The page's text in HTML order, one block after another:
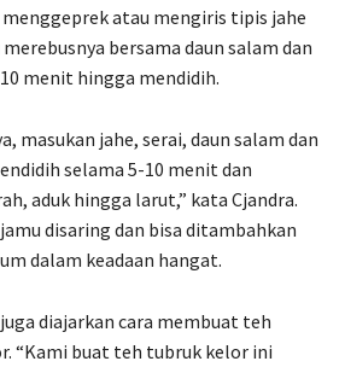
atau mengiris tipis jahe
bersama daun salam dan
menit hingga mendidih.
masukan jahe, serai, daun salam dan
selama 5-10 menit dan
aduk hingga larut,” kata Cjandra.
disaring dan bisa ditambahkan
dalam keadaan hangat.
diajarkan cara membuat teh
“Kami buat teh tubruk kelor ini